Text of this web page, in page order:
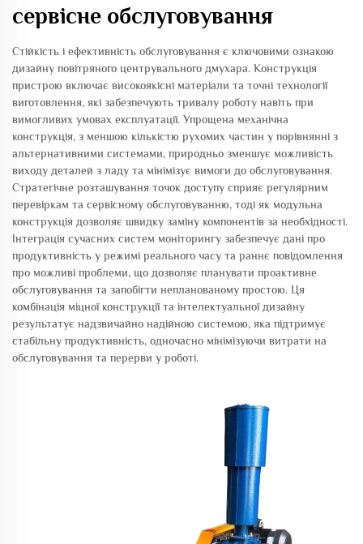
сервісне обслуговування
Стійкість і ефективність обслуговування є ключовими ознакою
дизайну повітряного центрувального дмухара. Конструкція
пристрою включає високоякісні матеріали та точні технології
виготовлення, які забезпечують тривалу роботу навіть при
вимогливих умовах експлуатації. Упрощена механічна
конструкція, з меншою кількістю рухомих частин у порівнянні з
альтернативними системами, природньо зменшує можливість
виходу деталей з ладу та мінімізує вимоги до обслуговування.
Стратегічне розташування точок доступу сприяє регулярним
перевіркам та сервісному обслуговуванню, тоді як модульна
конструкція дозволяє швидку заміну компонентів за необхідності.
Інтеграція сучасних систем моніторингу забезпечує дані про
продуктивність у режимі реального часу та раннє повідомлення
про можливі проблеми, що дозволяє планувати проактивне
обслуговування та запобігти непланованому простою. Ця
комбінація міцної конструкції та інтелектуальної дизайну
результатує надзвичайно надійною системою, яка підтримує
стабільну продуктивність, одночасно мінімізуючи витрати на
обслуговування та перерви у роботі.